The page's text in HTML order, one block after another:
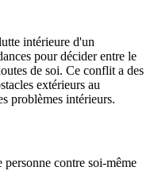
intérieure d'un
pour décider entre le
de soi. Ce conflit a des
extérieurs au
problèmes intérieurs.
contre soi-même